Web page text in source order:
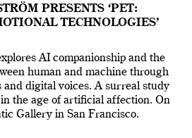
PRESENTS ‘PET:
TECHNOLOGIES’
AI companionship and the
human and machine through
and digital voices. A surreal study
the age of artificial affection. On
Gallery in San Francisco.